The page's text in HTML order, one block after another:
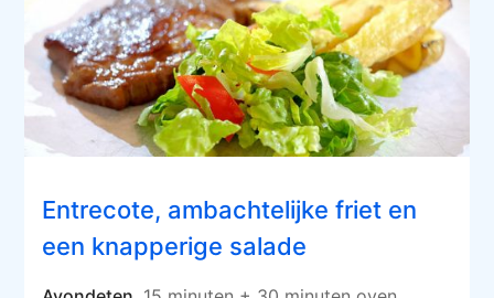
Entrecote, ambachtelijke friet en
een knapperige salade